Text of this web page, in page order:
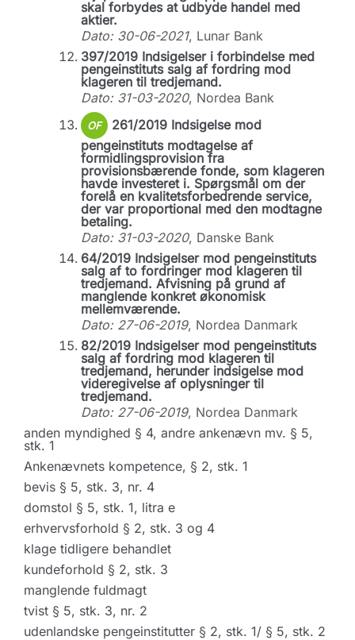
skal forbydes at udbyde handel med
aktier.
Dato: 30-06-2021, Lunar Bank
397/2019 Indsigelser i forbindelse med
pengeinstituts salg af fordring mod
klageren til tredjemand.
Dato: 31-03-2020, Nordea Bank
OF
261/2019 Indsigelse mod
pengeinstituts modtagelse af
formidlingsprovision fra
provisionsbærende fonde, som klageren
havde investeret i. Spørgsmål om der
forelå en kvalitetsforbedrende service,
der var proportional med den modtagne
betaling.
Dato: 31-03-2020, Danske Bank
64/2019 Indsigelser mod pengeinstituts
salg af to fordringer mod klageren til
tredjemand. Afvisning på grund af
manglende konkret økonomisk
mellemværende.
Dato: 27-06-2019, Nordea Danmark
82/2019 Indsigelser mod pengeinstituts
salg af fordring mod klageren til
tredjemand, herunder indsigelse mod
videregivelse af oplysninger til
tredjemand.
Dato: 27-06-2019, Nordea Danmark
anden myndighed § 4, andre ankenævn mv. § 5,
stk. 1
Ankenævnets kompetence, § 2, stk. 1
bevis § 5, stk. 3, nr. 4
domstol § 5, stk. 1, litra e
erhvervsforhold § 2, stk. 3 og 4
klage tidligere behandlet
kundeforhold § 2, stk. 3
manglende fuldmagt
tvist § 5, stk. 3, nr. 2
udenlandske pengeinstitutter § 2, stk. 1/ § 5, stk. 2